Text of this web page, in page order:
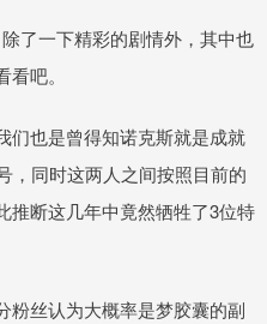
了一下精彩的剧情外，其中也
吧。
们也是曾得知诺克斯就是成就
，同时这两人之间按照目前的
推断这几年中竟然牺牲了3位特
粉丝认为大概率是梦胶囊的副